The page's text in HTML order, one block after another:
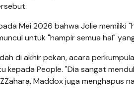
Mei 2026 bahwa Jolie memiliki
untuk "hampir semua hal"
di akhir pekan, acara
kepada People. "Dia sangat
Maddox juga menghapus